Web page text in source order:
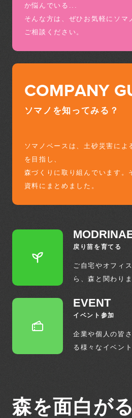
か悩んでいる...
そんな方は、ぜひお気軽にソマ
ご相談ください。
COMPANY
ソマノを知ってみる？
ソマノベースは、土砂災害によ
を目指し、
森づくりに取り組んでいます。
資料にまとめました。
戻り苗を育てる
ご自宅やオフィ
ら、森と関わり
EVENT
イベント参加
企業や個人の皆
る 様々なイベン
森を面白がる